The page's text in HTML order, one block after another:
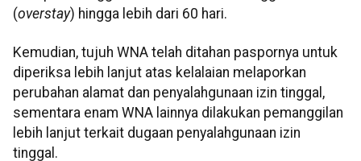
(overstay) hingga lebih dari 60 hari.
Kemudian, tujuh WNA telah ditahan paspornya untuk
diperiksa lebih lanjut atas kelalaian melaporkan
perubahan alamat dan penyalahgunaan izin tinggal,
sementara enam WNA lainnya dilakukan pemanggilan
lebih lanjut terkait dugaan penyalahgunaan izin
tinggal.